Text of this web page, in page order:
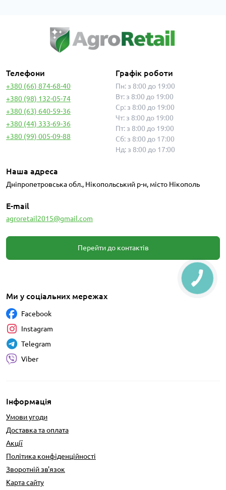
Телефони
+380 (66) 874-68-40
+380 (98) 132-05-74
+380 (63) 640-59-36
+380 (44) 333-69-36
+380 (99) 005-09-88
Графік роботи
Пн: з 8:00 до 19:00
Вт: з 8:00 до 19:00
Ср: з 8:00 до 19:00
Чт: з 8:00 до 19:00
Пт: з 8:00 до 19:00
Сб: з 8:00 до 17:00
Нд: з 8:00 до 17:00
Наша адреса
Дніпропетровська обл., Нікопольський р-н, місто Нікополь
E-mail
agroretail2015@gmail.com
Перейти до контактів
Інформація
Умови угоди
Доставка та оплата
Акції
Політика конфіденційності
Зворотній зв'язок
Карта сайту
Ми у соціальних мережах
Facebook
Instagram
Telegram
Viber